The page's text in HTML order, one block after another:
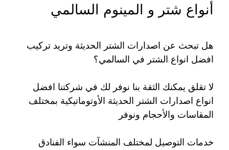
أنواع شتر و المينوم السالمي
هل تبحث عن اصدارات الشتر الحديثة وتريد تركيب
افضل انواع الشتر في السالمي؟
لا تقلق يمكنك الثقة بنا نوفر لك في شركتنا افضل
انواع اصدارات الشتر الحديثة الأوتوماتيكية بمختلف
المقاسات والأحجام ونوفر
خدمات التوصيل لمختلف المنشآت سواء الفنادق